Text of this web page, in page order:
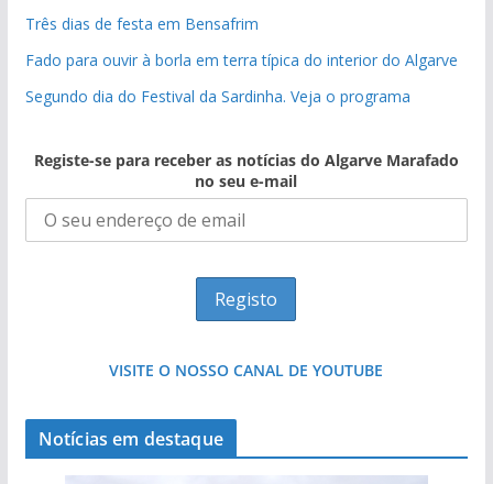
Três dias de festa em Bensafrim
Fado para ouvir à borla em terra típica do interior do Algarve
Segundo dia do Festival da Sardinha. Veja o programa
Registe-se para receber as notícias do Algarve Marafado
no seu e-mail
VISITE O NOSSO CANAL DE YOUTUBE
Notícias em destaque